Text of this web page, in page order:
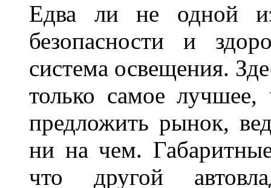
Едва ли не одной
безопасности и
система освещения.
только самое
предложить рынок,
ни на чем.
что другой